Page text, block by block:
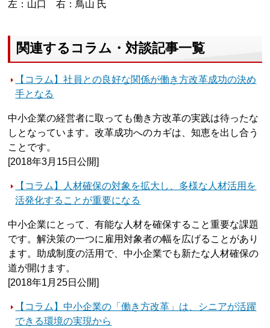
左：山口 右：鳥山 氏
関連するコラム・対談記事一覧
【コラム】社員との良好な関係が働き方改革成功の決め
手となる
中小企業の経営者に取っても働き方改革の実践は待ったな
しとなっています。改革成功へのカギは、知恵を出し合う
ことです。
[2018年3月15日公開]
【コラム】人材確保の対象を拡大し、多様な人材活用を
活発化することが重要になる
中小企業にとって、有能な人材を確保すること重要な課題
です。解決策の一つに雇用対象者の幅を広げることがあり
ます。助成制度の活用で、中小企業でも新たな人材確保の
道が開けます。
[2018年1月25日公開]
【コラム】中小企業の「働き方改革」は、シニアが活躍
できる環境の実現から